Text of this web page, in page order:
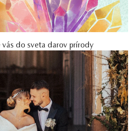
vás do sveta darov prírody